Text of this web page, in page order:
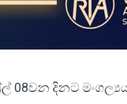
08වන දිනට